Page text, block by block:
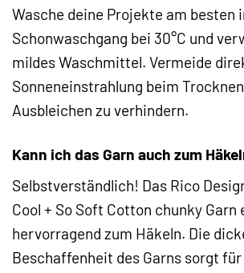
Wasche deine Projekte am besten
Schonwaschgang bei 30°C und
mildes Waschmittel. Vermeide
Sonneneinstrahlung beim
Ausbleichen zu verhindern.
Kann ich das Garn auch zum
Selbstverständlich! Das Rico
Cool + So Soft Cotton chunky Garn
hervorragend zum Häkeln. Die
Beschaffenheit des Garns sorgt